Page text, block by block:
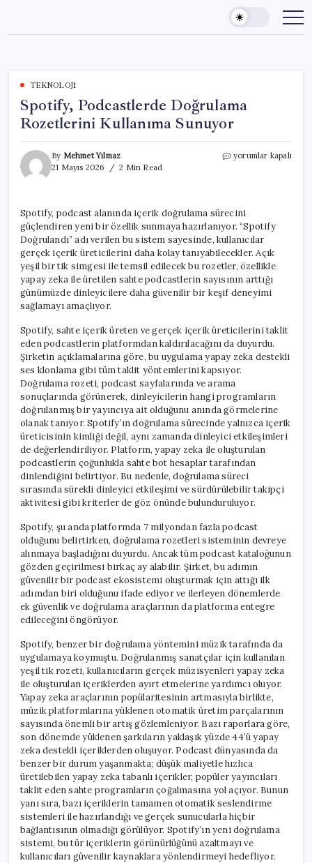
content
TEKNOLOJI
Spotify, Podcastlerde Doğrulama
Rozetlerini Kullanıma Sunuyor
By Mehmet Yılmaz
21 Mayıs 2026
2 Min Read
Spotify,
Sunuyor
için
yorumlar kapalı
Spotify, podcast alanında içerik doğrulama sürecini
güçlendiren yeni bir özellik sunmaya hazırlanıyor. “Spotify
Doğrulandı” adı verilen bu sistem sayesinde, kullanıcılar
gerçek içerik üreticilerini daha kolay tanıyabilecekler. Açık
yeşil bir tik simgesi ile temsil edilecek bu rozetler, özellikle
yapay zeka ile üretilen sahte podcastlerin sayısının arttığı
günümüzde dinleyicilere daha güvenilir bir keşif deneyimi
sağlamayı amaçlıyor.
Spotify, sahte içerik üreten ve gerçek içerik üreticilerini taklit
eden podcastlerin platformdan kaldırılacağını da duyurdu.
Şirketin açıklamalarına göre, bu uygulama yapay zeka destekli
ses klonlama gibi tüm taklit yöntemlerini kapsıyor.
Doğrulama rozeti, podcast sayfalarında ve arama
sonuçlarında görünerek, dinleyicilerin hangi programların
doğrulanmış bir yayıncıya ait olduğunu anında görmelerine
olanak tanıyor. Spotify’ın doğrulama sürecinde yalnızca içerik
üreticisinin kimliği değil, aynı zamanda dinleyici etkileşimleri
de değerlendiriliyor. Platform, yapay zeka ile oluşturulan
podcastlerin çoğunlukla sahte bot hesaplar tarafından
dinlendiğini belirtiyor. Bu nedenle, doğrulama süreci
sırasında sürekli dinleyici etkileşimi ve sürdürülebilir takipçi
aktivitesi gibi kriterler de göz önünde bulunduruluyor.
Spotify, şu anda platformda 7 milyondan fazla podcast
olduğunu belirtirken, doğrulama rozetleri sisteminin devreye
alınmaya başladığını duyurdu. Ancak tüm podcast kataloğunun
gözden geçirilmesi birkaç ay alabilir. Şirket, bu adımın
güvenilir bir podcast ekosistemi oluşturmak için attığı ilk
adımdan biri olduğunu ifade ediyor ve ilerleyen dönemlerde
ek güvenlik ve doğrulama araçlarının da platforma entegre
edileceğini öngörüyor.
Spotify, benzer bir doğrulama yöntemini müzik tarafında da
uygulamaya koymuştu. Doğrulanmış sanatçılar için kullanılan
yeşil tik rozeti, kullanıcıların gerçek müzisyenleri yapay zeka
ile oluşturulan içeriklerden ayırt etmelerine yardımcı oluyor.
Yapay zeka araçlarının popülaritesinin artmasıyla birlikte,
müzik platformlarına yüklenen otomatik üretim parçalarının
sayısında önemli bir artış gözlemleniyor. Bazı raporlara göre,
son dönemde yüklenen şarkıların yaklaşık yüzde 44’ü yapay
zeka destekli içeriklerden oluşuyor. Podcast dünyasında da
benzer bir durum yaşanmakta; düşük maliyetle hızlıca
üretilebilen yapay zeka tabanlı içerikler, popüler yayıncıları
taklit eden sahte programların çoğalmasına yol açıyor. Bunun
yanı sıra, bazı içeriklerin tamamen otomatik seslendirme
sistemleri ile hazırlandığı ve gerçek sunucularla hiçbir
bağlantısının olmadığı görülüyor. Spotify’ın yeni doğrulama
sistemi, bu tür içeriklerin görünürlüğünü azaltmayı ve
kullanıcıları güvenilir kaynaklara yönlendirmeyi hedefliyor.